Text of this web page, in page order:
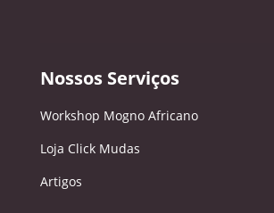
Nossos Serviços
Workshop Mogno Africano
Loja Click Mudas
Artigos